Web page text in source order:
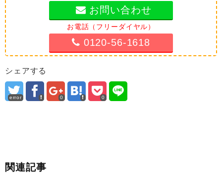
お問い合わせ
お電話（フリーダイヤル）
0120-56-1618
シェアする
error 0 0
関連記事